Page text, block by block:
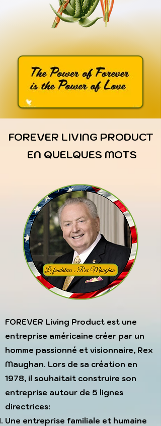
FOREVER LIVING PRODUCT
EN QUELQUES MOTS
FOREVER Living Product est une
entreprise américaine créer par un
homme passionné et visionnaire, Rex
Maughan. Lors de sa création en
1978, il souhaitait construire son
entreprise autour de 5 lignes
directrices:
Une entreprise familiale et humaine